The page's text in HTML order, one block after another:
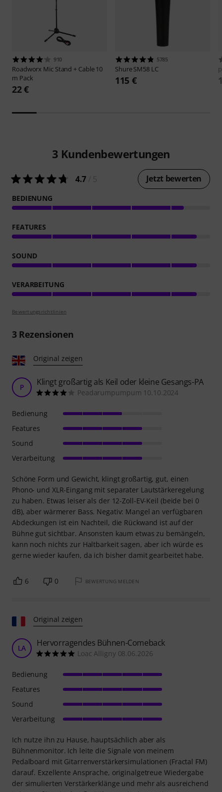
910
Roadworx Mic Stand + Cable 10
m Pack
22 €
5785
ShureSM58 LC
115 €
3 Kundenbewertungen
4.7 Jetzt bewerten
BEDIENUNG
FEATURES
SOUND
VERARBEITUNG
Bewertungsrichtlinien
3Rezensionen
Original zeigen
P Klingt großartig als Keil oder kleine Gesangs-PA
Peadarumpumpum 10.10.2024
Schöne Form und Gewicht, klingt großartig, gut, einen
Phono- und XLR-Eingang mit separater Lautstärkeregelung
zu haben. Etwas leiser als der 12-Zoll-EV-Keil (beide bei 0
dB), aber wärmerer Bass. Negativ: Mangel an verfügbaren
Abdeckungen ist ein Nachteil, die Rückwand ist auf der
Bühne gut sichtbar. Ansonsten kaum etwas zu bemängeln,
kann noch nichts zur Haltbarkeit sagen, aber ich würde es
gerne wieder kaufen, da ich bisher damit gearbeitet habe.
Bedienung
Features
Sound
Verarbeitung
6 0 BEWERTUNG MELDEN
Original zeigen
LA Hervorragendes Bühnen-Comeback
Loac Alligny 08.06.2026
Ich nutze ihn zu Hause, hauptsächlich aber als
Bühnenmonitor. Ich leite die Signale von meinem
Pedalboard mit Gitarrenverstärkersimulationen (Fractal FM)
darauf. Exzellente Ansprache, originalgetreue Wiedergabe
der simulierten Verstärkerklänge und mehr als ausreichend
Bedienung
Features
Sound
Verarbeitung